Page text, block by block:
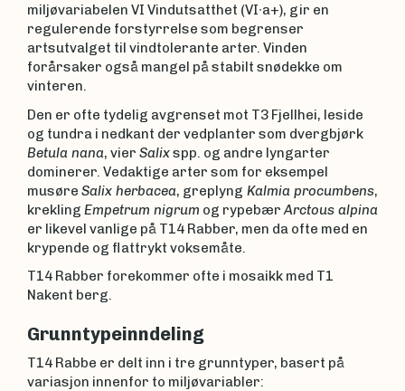
miljøvariabelen VI Vindutsatthet (VI∙a+), gir en
regulerende forstyrrelse som begrenser
artsutvalget til vindtolerante arter. Vinden
forårsaker også mangel på stabilt snødekke om
vinteren.
Den er ofte tydelig avgrenset mot T3 Fjellhei, leside
og tundra i nedkant der vedplanter som dvergbjørk
Betula nana, vier Salixspp. og andre lyngarter
dominerer. Vedaktige arter som for eksempel
musøre Salix herbacea, greplyng Kalmia procumbens,
krekling Empetrum nigrum og rypebær Arctous alpina
er likevel vanlige på T14 Rabber, men da ofte med en
krypende og flattrykt voksemåte.
T14 Rabber forekommer ofte i mosaikk med T1
Nakent berg.
Grunntypeinndeling
T14 Rabbe er delt inn i tre grunntyper, basert på
variasjon innenfor to miljøvariabler: